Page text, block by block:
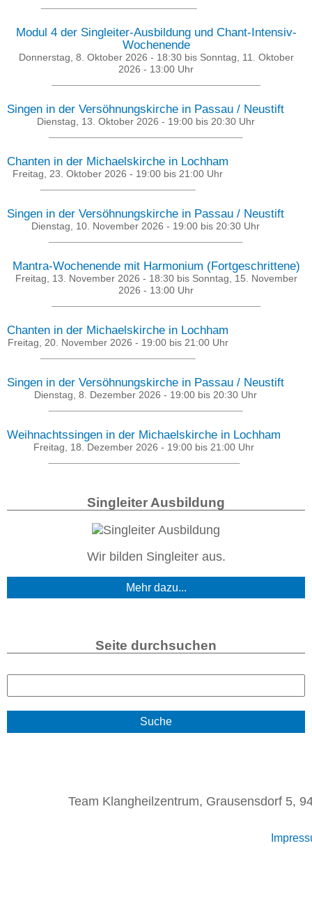
Modul 4 der Singleiter-Ausbildung und Chant-Intensiv-
Wochenende
Donnerstag, 8. Oktober 2026 - 18:30bis Sonntag, 11. Oktober
2026 - 13:00 Uhr
Singen in der Versöhnungskirche in Passau / Neustift
Dienstag, 13. Oktober 2026 - 19:00bis 20:30Uhr
Chanten in der Michaelskirche in Lochham
Freitag, 23. Oktober 2026 - 19:00 bis 21:00 Uhr
Singen in der Versöhnungskirche in Passau / Neustift
Dienstag, 10. November 2026 - 19:00 bis 20:30 Uhr
Mantra-Wochenende mit Harmonium (Fortgeschrittene)
Freitag, 13. November 2026 - 18:30bis Sonntag, 15. November
2026 - 13:00 Uhr
Chanten in der Michaelskirche in Lochham
Freitag, 20. November 2026 - 19:00bis 21:00Uhr
Singen in der Versöhnungskirche in Passau / Neustift
Dienstag, 8. Dezember 2026 - 19:00 bis 20:30 Uhr
Weihnachtssingen in der Michaelskirche in Lochham
Freitag, 18. Dezember 2026 - 19:00 bis 21:00 Uhr
Singleiter Ausbildung
Wir bilden Singleiter aus.
Mehr dazu...
Seite durchsuchen
S
c
Team Klangheilzentrum, Grausensdorf 5,